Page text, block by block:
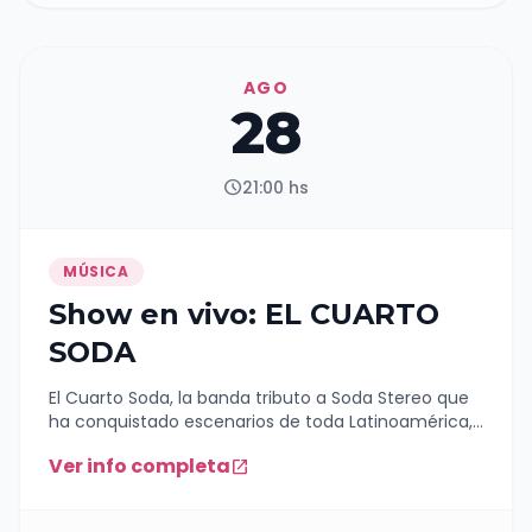
AGO
28
schedule21:00 hs
MÚSICA
Show en vivo: EL CUARTO
SODA
El Cuarto Soda, la banda tributo a Soda Stereo que
ha conquistado escenarios de toda Latinoamérica,
agosto a las 21 hs con un show especial inspirado en
Ver info completaopen_in_new